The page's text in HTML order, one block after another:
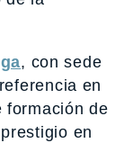
, con sede
en
formación de
en